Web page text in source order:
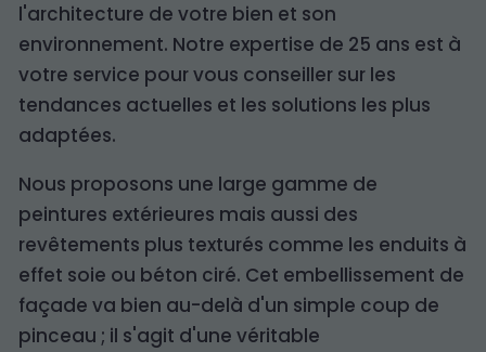
l'architecture de votre bien et son
environnement. Notre expertise de 25 ans est à
votre service pour vous conseiller sur les
tendances actuelles et les solutions les plus
adaptées.
Nous proposons une large gamme de
peintures extérieures mais aussi des
revêtements plus texturés comme les enduits à
effet soie ou béton ciré. Cet embellissement de
façade va bien au-delà d'un simple coup de
pinceau ; il s'agit d'une véritable